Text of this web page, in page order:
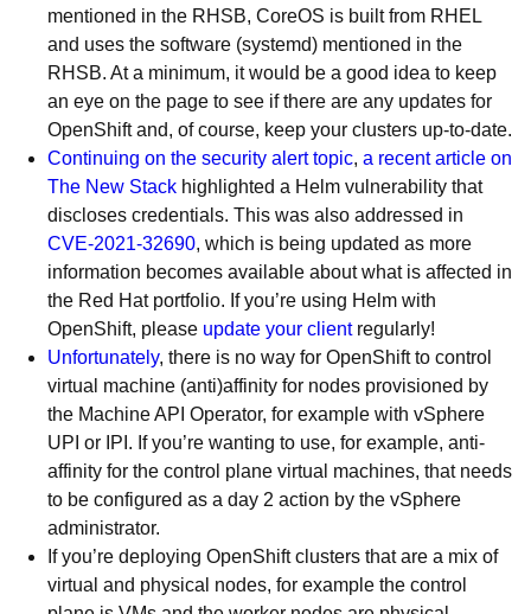
mentioned in the RHSB, CoreOS is built from RHEL
and uses the software (systemd) mentioned in the
RHSB. At a minimum, it would be a good idea to keep
an eye on the page to see if there are any updates for
OpenShift and, of course, keep your clusters up-to-date.
Continuing on the security alert topic, a recent article on
The New Stack highlighted a Helm vulnerability that
discloses credentials. This was also addressed in
CVE-2021-32690, which is being updated as more
information becomes available about what is affected in
the Red Hat portfolio. If you’re using Helm with
OpenShift, please update your clientregularly!
Unfortunately, there is no way for OpenShift to control
virtual machine (anti)affinity for nodes provisioned by
the Machine API Operator, for example with vSphere
UPI or IPI. If you’re wanting to use, for example, anti-
affinity for the control plane virtual machines, that needs
to be configured as a day 2 action by the vSphere
administrator.
If you’re deploying OpenShift clusters that are a mix of
virtual and physical nodes, for example the control